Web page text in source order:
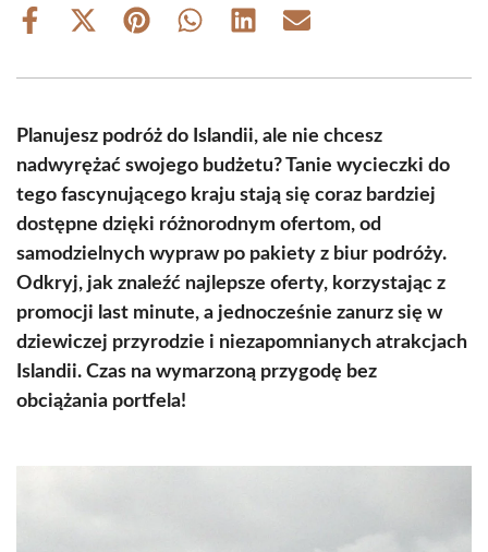
Share
Share
(Twitter)
Share Share Share Share
Planujesz podróż do Islandii, ale nie chcesz
nadwyrężać swojego budżetu? Tanie wycieczki do
tego fascynującego kraju stają się coraz bardziej
dostępne dzięki różnorodnym ofertom, od
samodzielnych wypraw po pakiety z biur podróży.
Odkryj, jak znaleźć najlepsze oferty, korzystając z
promocji last minute, a jednocześnie zanurz się w
dziewiczej przyrodzie i niezapomnianych atrakcjach
Islandii. Czas na wymarzoną przygodę bez
obciążania portfela!